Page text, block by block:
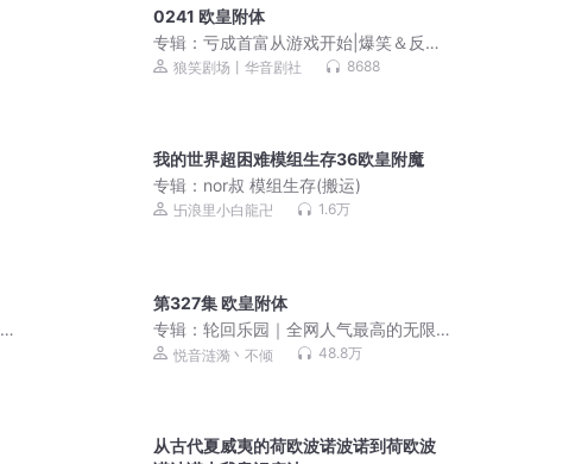
0241 欧皇附体
专辑：亏成首富从游戏开始|爆笑＆反套
路|动漫同期|多人剧
狼笑剧场丨华音剧社 8688
我的世界超困难模组生存36欧皇附魔
专辑： nor叔 模组生存(搬运)
卐浪里小白龍卍 1.6万
第327集 欧皇附体
专辑：轮回乐园｜全网人气最高的无限
流 悦音涟漪丶不倾 48.8万
从古代夏威夷的荷欧波诺波诺到荷欧波